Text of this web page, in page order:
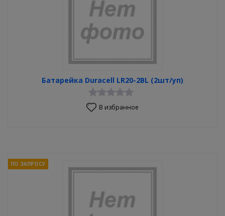
Батарейка Duracell LR20-2BL (2шт/уп)
В избранное
ПО ЗАПРОСУ